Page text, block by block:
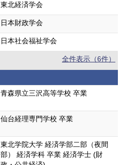
東北経済学会
日本財政学会
日本社会福祉学会
全件表示（6件）
青森県立三沢高等学校 卒業
仙台経理専門学校 卒業
東北学院大学 経済学部二部（夜間
部） 経済学科 卒業 経済学士 (財